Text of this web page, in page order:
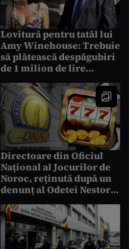
Lovitură pentru tatăl lui
Amy Winehouse: Trebuie
să plătească despăgubiri
de 1 milion de lire
artistei decedate
Directoare din Oficiul
Național al Jocurilor de
Noroc, reținută după un
denunț al Odetei Nestor,
DNA al lui Ciprian Ciucu